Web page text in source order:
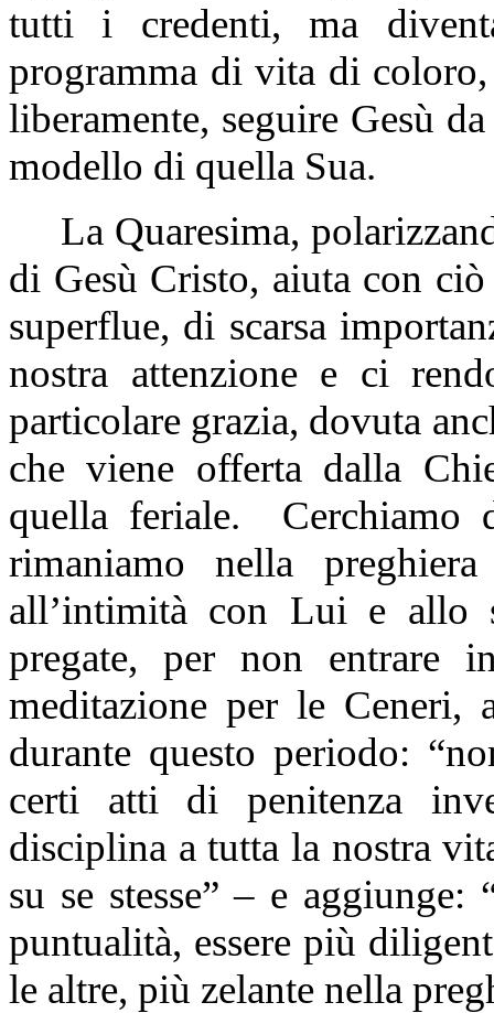
tutti i credenti, ma
programma di vita di coloro,
liberamente, seguire Gesù
modello di quella Sua.
La Quaresima,
di Gesù Cristo, aiuta con
superflue, di scarsa
nostra attenzione e ci
particolare grazia, dovuta
che viene offerta dalla
quella feriale. Cerchiamo
rimaniamo nella
all’intimità con Lui e allo
pregate, per non entrare
meditazione per le Ceneri,
durante questo periodo:
certi atti di penitenza
disciplina a tutta la nostra
su se stesse” – e
puntualità, essere più
le altre, più zelante nella